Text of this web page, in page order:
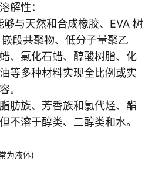
解性：
与天然和合成橡胶、EVA 树
段共聚物、低分子量聚乙
、氯化石蜡、醇酸树脂、化
等多种材料实现全比例或实
。
肪族、芳香族和氯代烃、酯
不溶于醇类、二醇类和水。
为液体)